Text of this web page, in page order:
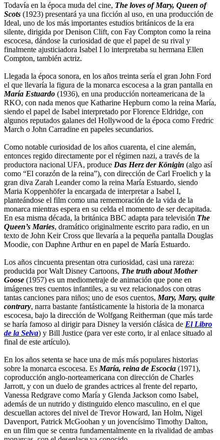
Todavía en la época muda del cine, The loves of Mary, Queen of
Scots (1923) presentará ya una ficción al uso, en una producción de
Ideal, uno de los más importantes estudios británicos de la era
silente, dirigida por Denison Clift, con Fay Compton como la reina
escocesa, dándose la curiosidad de que el papel de su rival y
finalmente ajusticiadora Isabel I lo interpretaba su hermana Ellen
Compton, también actriz.
Llegada la época sonora, en los años treinta sería el gran John Ford
el que llevaría la figura de la monarca escocesa a la gran pantalla en
María Estuardo (1936), en una producción norteamericana de la
RKO, con nada menos que Katharine Hepburn como la reina María,
siendo el papel de Isabel interpretado por Florence Eldridge, con
algunos reputados galanes del Hollywood de la época como Fredric
March o John Carradine en papeles secundarios.
Como notable curiosidad de los años cuarenta, el cine alemán,
entonces regido directamente por el régimen nazi, a través de la
productora nacional UFA, produce Das Herz der Königin (algo así
como “El corazón de la reina”), con dirección de Carl Froelich y la
gran diva Zarah Leander como la reina María Estuardo, siendo
Maria Koppenhöfer la encargada de interpretar a Isabel I,
planteándose el film como una rememoración de la vida de la
monarca mientras espera en su celda el momento de ser decapitada.
En esa misma década, la británica BBC adapta para televisión The
Queen’s Maries, dramático originalmente escrito para radio, en un
texto de John Keir Cross que llevaría a la pequeña pantalla Douglas
Moodie, con Daphne Arthur en en papel de María Estuardo.
Los años cincuenta presentan otra curiosidad, casi una rareza:
producida por Walt Disney Cartoons, The truth about Mother
Goose (1957) es un mediometraje de animación que pone en
imágenes tres cuentos infantiles, a su vez relacionados con otras
tantas canciones para niños; uno de esos cuentos, Mary, Mary, quite
contrary, narra bastante fantásticamente la historia de la monarca
escocesa, bajo la dirección de Wolfgang Reitherman (que más tarde
se haría famoso al dirigir para Disney la versión clásica de El Libro
de la Selva) y Bill Justice (para ver este corto, ir al enlace situado al
final de este artículo).
En los años setenta se hace una de más más populares historias
sobre la monarca escocesa. Es María, reina de Escocia (1971),
coproducción anglo-norteamericana con dirección de Charles
Jarrott, y con un duelo de grandes actrices al frente del reparto,
Vanessa Redgrave como María y Glenda Jackson como Isabel,
además de un nutrido y distinguido elenco masculino, en el que
descuellan actores del nivel de Trevor Howard, Ian Holm, Nigel
Davenport, Patrick McGoohan y un jovencísimo Timothy Dalton,
en un film que se centra fundamentalmente en la rivalidad de ambas